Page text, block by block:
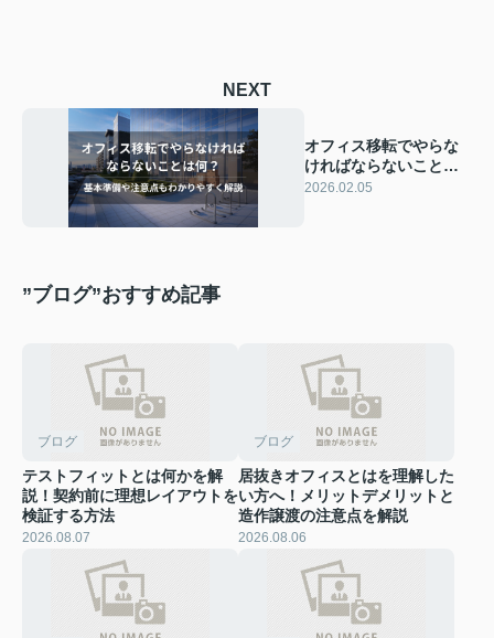
NEXT
オフィス移転でやらな
ければならないことは
何？基本準備や注意点
2026.02.05
”ブログ”おすすめ記事
ブログ
テストフィットとは何かを解
説！契約前に理想レイアウトを
検証する方法
2026.08.07
ブログ
居抜きオフィスとはを理解した
い方へ！メリットデメリットと
造作譲渡の注意点を解説
2026.08.06